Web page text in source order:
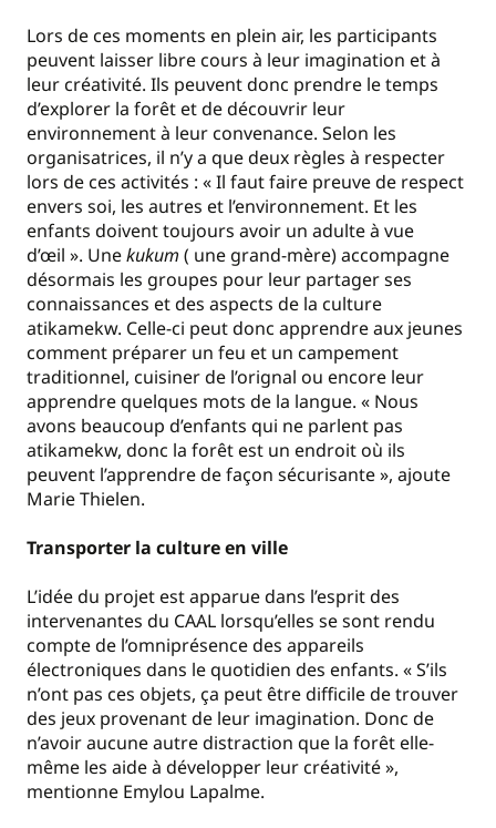
Lors de ces moments en plein air, les participants
peuvent laisser libre cours à leur imagination et à
leur créativité. Ils peuvent donc prendre le temps
d’explorer la forêt et de découvrir leur
environnement à leur convenance. Selon les
organisatrices, il n’y a que deux règles à respecter
lors de ces activités : « Il faut faire preuve de respect
envers soi, les autres et l’environnement. Et les
enfants doivent toujours avoir un adulte à vue
d’œil ». Unekukum ( une grand-mère) accompagne
désormais les groupes pour leur partager ses
connaissances et des aspects de la culture
atikamekw. Celle-ci peut donc apprendre aux jeunes
comment préparer un feu et un campement
traditionnel, cuisiner de l’orignal ou encore leur
apprendre quelques mots de la langue. « Nous
avons beaucoup d’enfants qui ne parlent pas
atikamekw, donc la forêt est un endroit où ils
peuvent l’apprendre de façon sécurisante », ajoute
Marie Thielen.
Transporter la culture en ville
L’idée du projet est apparue dans l’esprit des
intervenantes du CAAL lorsqu’elles se sont rendu
compte de l’omniprésence des appareils
électroniques dans le quotidien des enfants. « S’ils
n’ont pas ces objets, ça peut être difficile de trouver
des jeux provenant de leur imagination. Donc de
n’avoir aucune autre distraction que la forêt elle-
même les aide à développer leur créativité »,
mentionne Emylou Lapalme.